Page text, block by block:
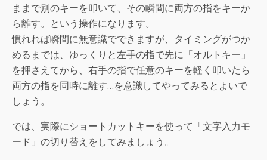
ままで別のキーを叩いて、その瞬間に両方の指をキーか
ら離す。という操作になります。
慣れれば瞬間に無意識でできますが、タイミングがつか
めるまでは、ゆっくりと左手の指で先に「オルトキー」
を押さえてから、右手の指で任意のキーを軽く叩いたら
両方の指を同時に離す…を意識してやってみるとよいで
しょう。
では、実際にショートカットキーを使って「文字入力モ
ード」の切り替えをしてみましょう。